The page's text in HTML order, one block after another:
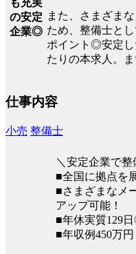
の安定
企業◎
また、さまざま
ため、整備士と
ポイント◎安定し
たりの本求人。
仕事内容
小売 整備士
＼安定企業で
■全国に拠点を
■さまざまなメ
アップ可能！
■年休実質129
■年収例450万